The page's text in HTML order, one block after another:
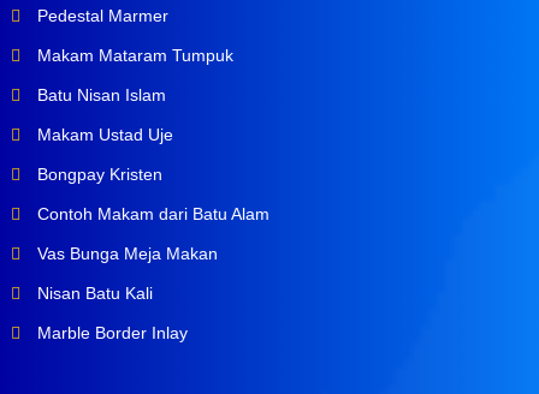
Pedestal Marmer
Makam Mataram Tumpuk
Batu Nisan Islam
Makam Ustad Uje
Bongpay Kristen
Contoh Makam dari Batu Alam
Vas Bunga Meja Makan
Nisan Batu Kali
Marble Border Inlay